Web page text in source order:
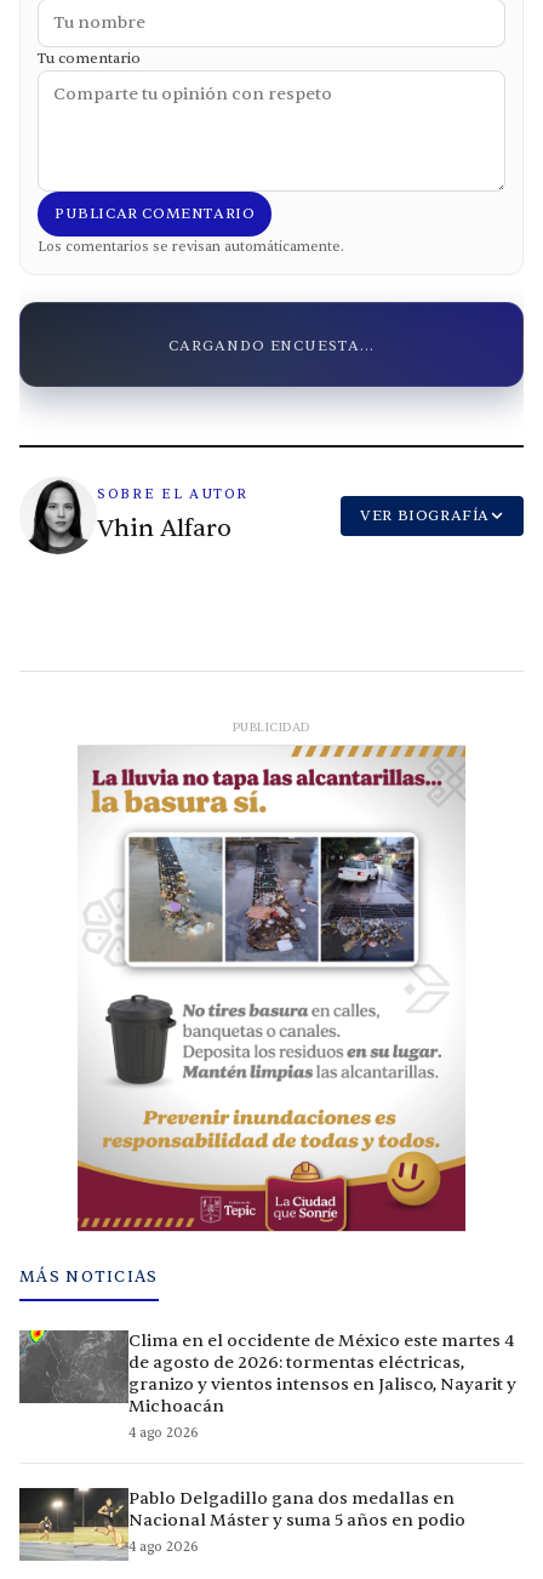
Tu comentario
PUBLICAR COMENTARIO
Los comentarios se revisan automáticamente.
CARGANDO ENCUESTA...
SOBRE EL AUTOR
Vhin Alfaro VER BIOGRAFÍA
PUBLICIDAD
MÁS NOTICIAS
Clima en el occidente de México este martes 4
de agosto de 2026: tormentas eléctricas,
granizo y vientos intensos en Jalisco, Nayarit y
Michoacán
4 ago 2026
Pablo Delgadillo gana dos medallas en
Nacional Máster y suma 5 años en podio
4 ago 2026